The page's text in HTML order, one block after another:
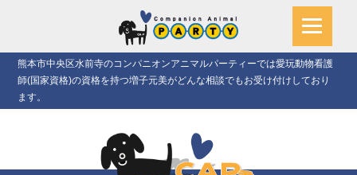
熊本市中央区水前寺のコンパニオンアニマルパーティーでは愛玩動物看護
師(国家資格)の資格を持つ増子元美がどんな相談でもお受け付けしており
ます。